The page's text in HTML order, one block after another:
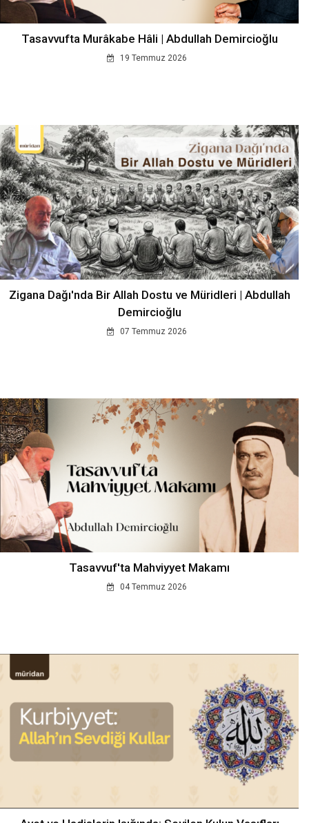
Tasavvufta Murâkabe Hâli | Abdullah Demircioğlu
19 Temmuz 2026
Zigana Dağı'nda Bir Allah Dostu ve Müridleri | Abdullah
Demircioğlu
07 Temmuz 2026
Tasavvuf'ta Mahviyyet Makamı
04 Temmuz 2026